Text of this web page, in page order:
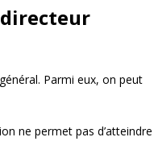
Parmi eux, on peut
ne permet pas d’atteindre